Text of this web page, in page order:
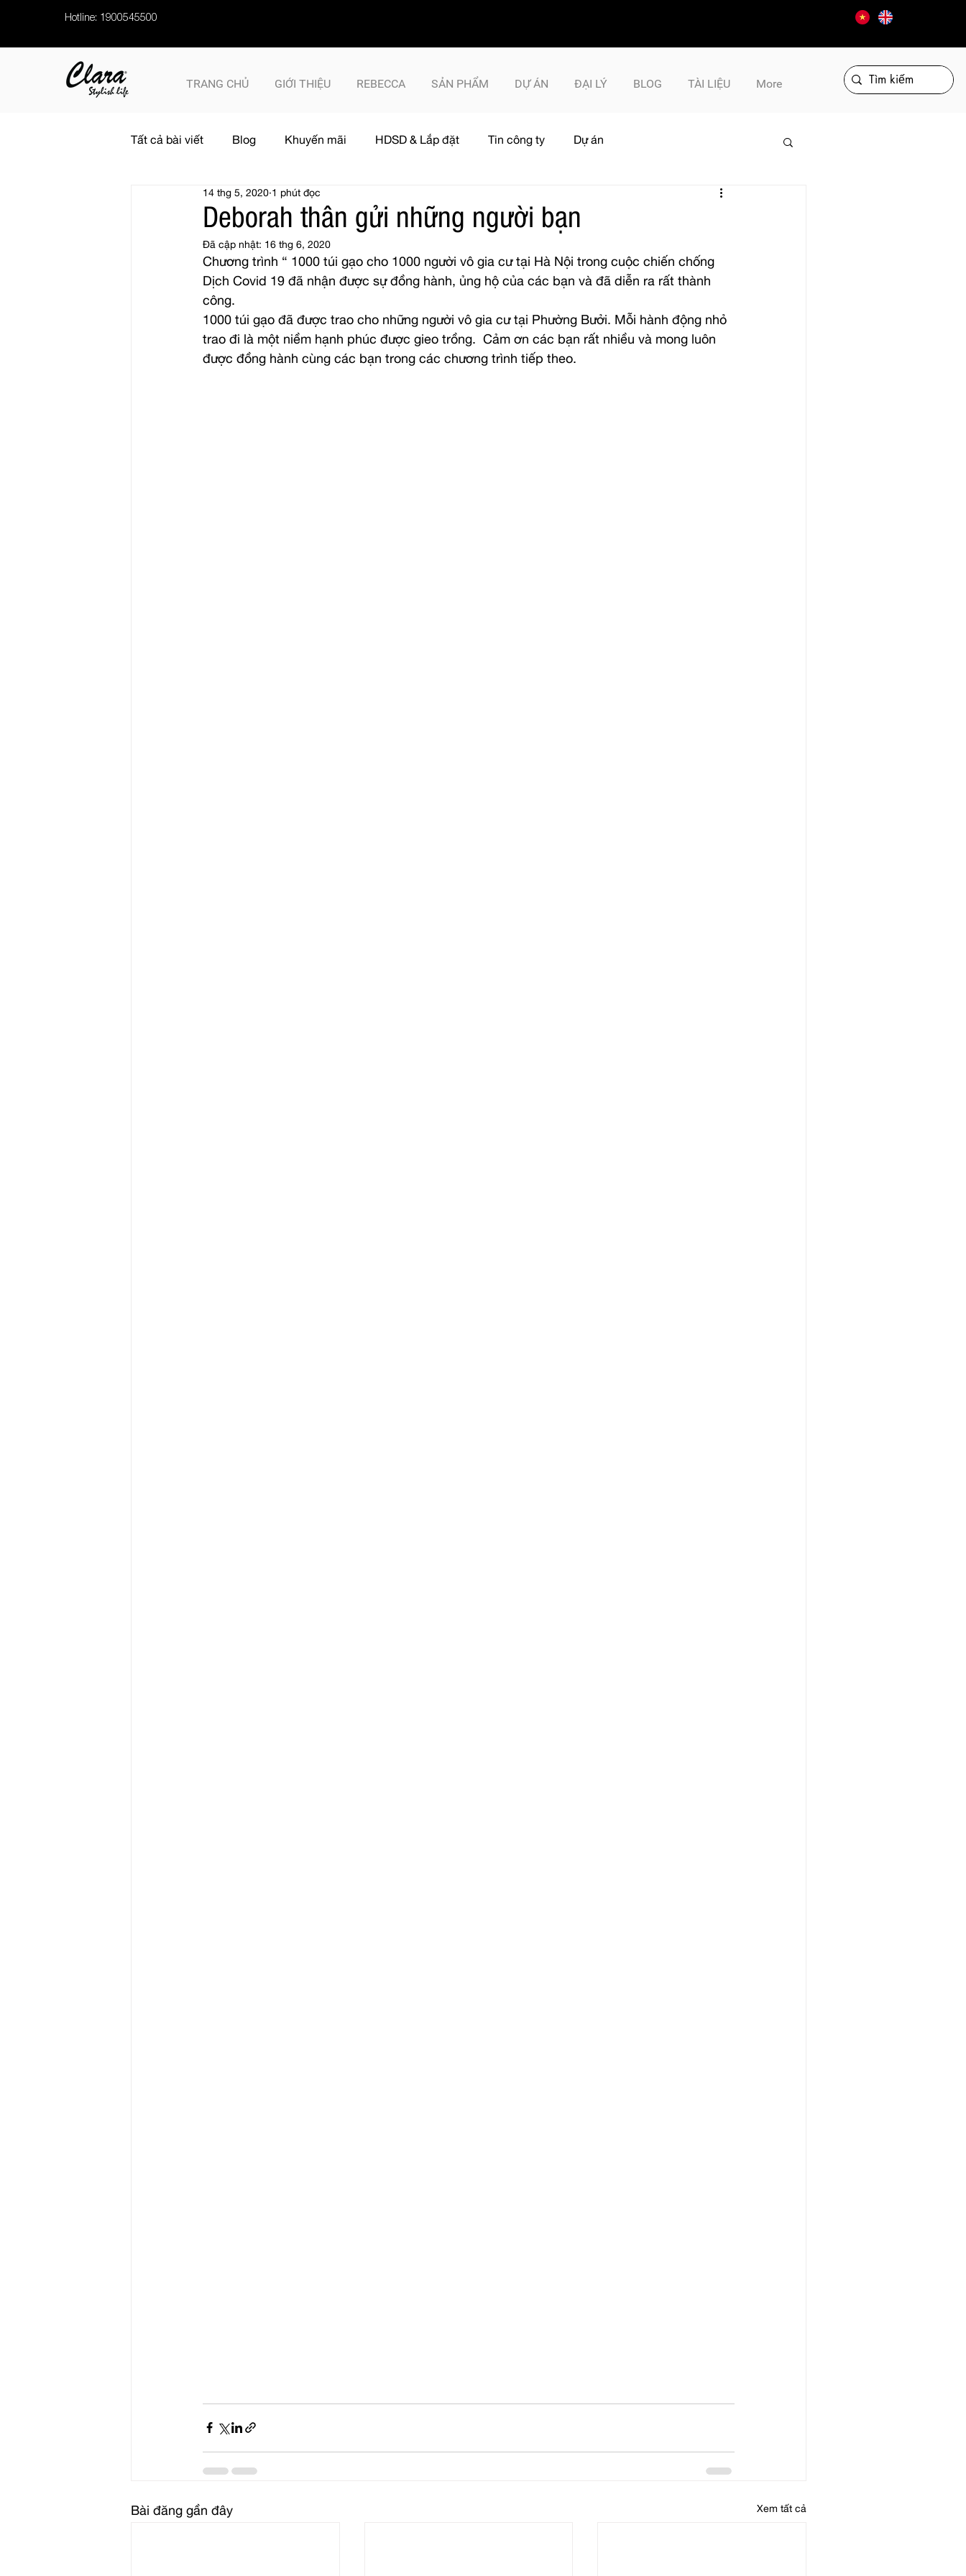
Hotline: 1900545500
TRANG CHỦ GIỚI THIỆU REBECCA SẢN PHẨM DỰ ÁN ĐẠI LÝ BLOG TÀI LIỆU More
Tất cả bài viết Blog Khuyến mãi HDSD & Lắp đặt Tin công ty Dự án
Deborah thân gửi những người bạn
14 thg 5, 2020 1 phút đọc
Đã cập nhật: 16 thg 6, 2020
Chương trình “ 1000 túi gạo cho 1000 người vô gia cư tại Hà Nội trong cuộc chiến chống
Dịch Covid 19 đã nhận được sự đồng hành, ủng hộ của các bạn và đã diễn ra rất thành
công.
1000 túi gạo đã được trao cho những người vô gia cư tại Phường Bưởi. Mỗi hành động nhỏ
trao đi là một niềm hạnh phúc được gieo trồng.  Cảm ơn các bạn rất nhiều và mong luôn
được đồng hành cùng các bạn trong các chương trình tiếp theo.
Bài đăng gần đây Xem tất cả